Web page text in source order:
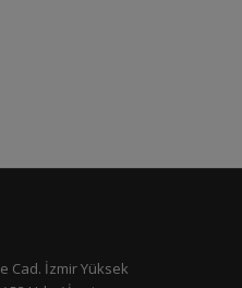
Cad. İzmir Yüksek